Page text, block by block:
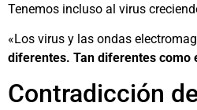
Tenemos incluso al virus
«Los virus y las ondas
diferentes. Tan diferentes como
Contradicción